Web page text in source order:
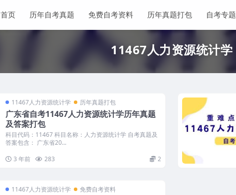
首页 历年自考真题 免费自考资料 历年真题打包 自考专题
11467人力资源统计学
11467人力资源统计学 历年真题打包
广东省自考11467人力资源统计学历年真题
及答案打包
科目代码：11467 科目名称：人力资源统计学 自考真题及
答案包含： 广东省20...
3 年前
283 2
11467人力资源统计学 免费自考资料